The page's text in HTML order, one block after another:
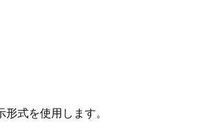
式を使用します。